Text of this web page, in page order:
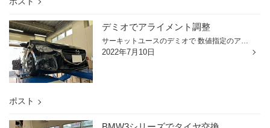
デミオでアライメント調整
サーキットユースのデミオで 数値指定のアライメント調整です。 調整箇所はこちら タイロッドによるトゥ調整です。 画像はありませんが キャンバーボルトも装着されているので フロントキャンバーも調整可能です。 最後に試走に出てハンドルセンターを確認して 作業完了です。ご来店ありがとうござ...
2022年7月10日
ポスト